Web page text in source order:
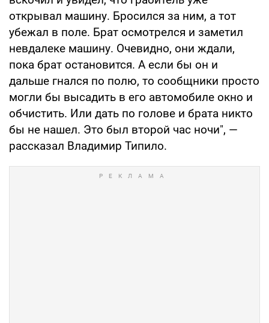
открывал машину. Бросился за ним, а тот
убежал в поле. Брат осмотрелся и заметил
невдалеке машину. Очевидно, они ждали,
пока брат остановится. А если бы он и
дальше гнался по полю, то сообщники просто
могли бы высадить в его автомобиле окно и
обчистить. Или дать по голове и брата никто
бы не нашел. Это был второй час ночи", —
рассказал Владимир Типило.